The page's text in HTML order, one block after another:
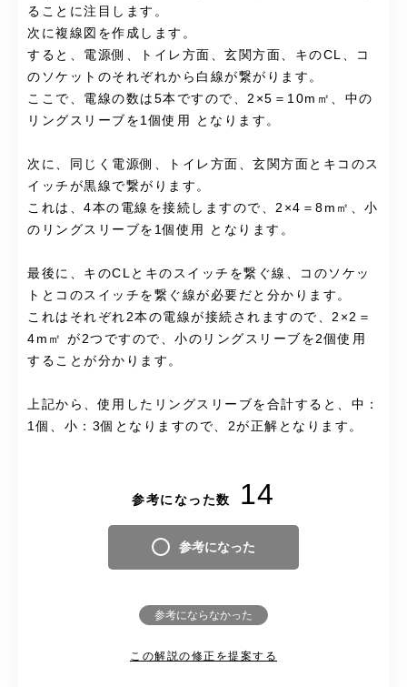
ることに注目します。
次に複線図を作成します。
すると、電源側、トイレ方面、玄関方面、キのCL、コ
のソケットのそれぞれから白線が繋がります。
ここで、電線の数は5本ですので、2×5＝10m㎡、中の
リングスリーブを1個使用 となります。
次に、同じく電源側、トイレ方面、玄関方面とキコのス
イッチが黒線で繋がります。
これは、4本の電線を接続しますので、2×4＝8m㎡、小
のリングスリーブを1個使用 となります。
最後に、キのCLとキのスイッチを繋ぐ線、コのソケッ
トとコのスイッチを繋ぐ線が必要だと分かります。
これはそれぞれ2本の電線が接続されますので、2×2＝
4m㎡ が2つですので、小のリングスリーブを2個使用
することが分かります。
上記から、使用したリングスリーブを合計すると、中：
1個、小：3個となりますので、2が正解となります。
参考になった数 14
参考になった
参考にならなかった
この解説の修正を提案する